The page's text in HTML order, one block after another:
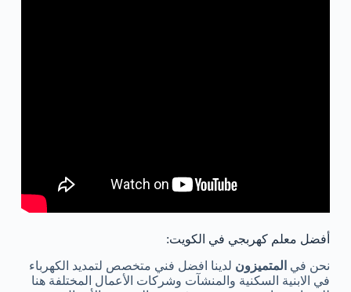
أفضل معلم كهربجي في الكويت:
نحن في المتميزون لدينا افضل فني متخصص لتمديد الكهرباء
في الابنية السكنية والمنشآت وشركات الأعمال المختلفة هنا